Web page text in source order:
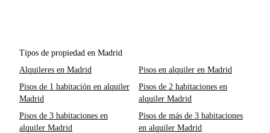
Tipos de propiedad en Madrid
Alquileres en Madrid
Pisos en alquiler en Madrid
Pisos de 1 habitación en alquiler
Madrid
Pisos de 2 habitaciones en
alquiler Madrid
Pisos de 3 habitaciones en
alquiler Madrid
Pisos de más de 3 habitaciones
en alquiler Madrid